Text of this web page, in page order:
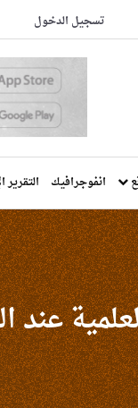
تسجيل الدخول
انفوجرافيك التقرير
العلمية